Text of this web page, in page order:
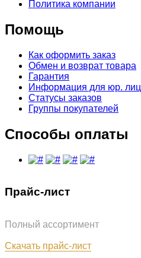
Политика компании
Помощь
Как оформить заказ
Обмен и возврат товара
Гарантия
Информация для юр. лиц
Статусы заказов
Группы покупателей
Способы оплаты
Прайс-лист
Полный ассортимент
Скачать прайс-лист